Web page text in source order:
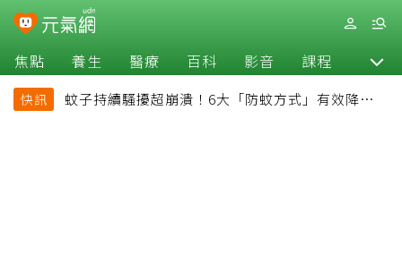
焦點 養生 醫療 百科 影音 課程 退休
快訊
蚊子持續騷擾超崩潰！6大「防蚊方式」有效降低被